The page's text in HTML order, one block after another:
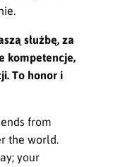
służbę, za
kompetencje,
To honor i
from
the world.
your